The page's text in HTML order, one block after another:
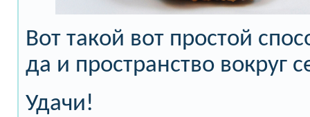
Вот такой вот простой
да и пространство вокруг
Удачи!